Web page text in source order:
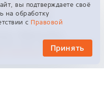
вы подтверждаете своё
на обработку
с Правовой
Принять
495 229 00 09
Кольская, 2к4
«Фабрика Окон»
и носит информационный